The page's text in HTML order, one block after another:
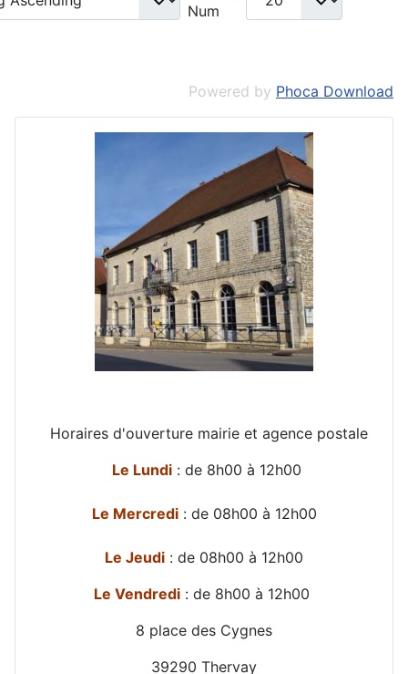
Num
Powered by Phoca Download
Horaires d'ouverture mairie et agence postale
Le Lundi: de 8h00 à 12h00
Le Mercredi: de 08h00 à 12h00
Le Jeudi : de 08h00 à 12h00
Le Vendredi : de 8h00 à 12h00
8 place des Cygnes
39290 Thervay